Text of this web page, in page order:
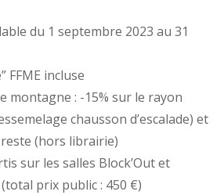
du 1 septembre 2023 au 31
FFME incluse
montagne : -15% sur le rayon
chausson d’escalade) et
(hors librairie)
sur les salles Block’Out et
(total prix public : 450 €)